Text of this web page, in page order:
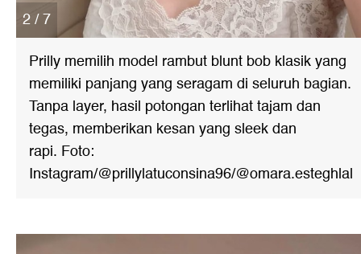
2 / 7
Prilly memilih model rambut blunt bob klasik yang
memiliki panjang yang seragam di seluruh bagian.
Tanpa layer, hasil potongan terlihat tajam dan
tegas, memberikan kesan yang sleek dan
rapi. Foto:
Instagram/@prillylatuconsina96/@omara.esteghlal